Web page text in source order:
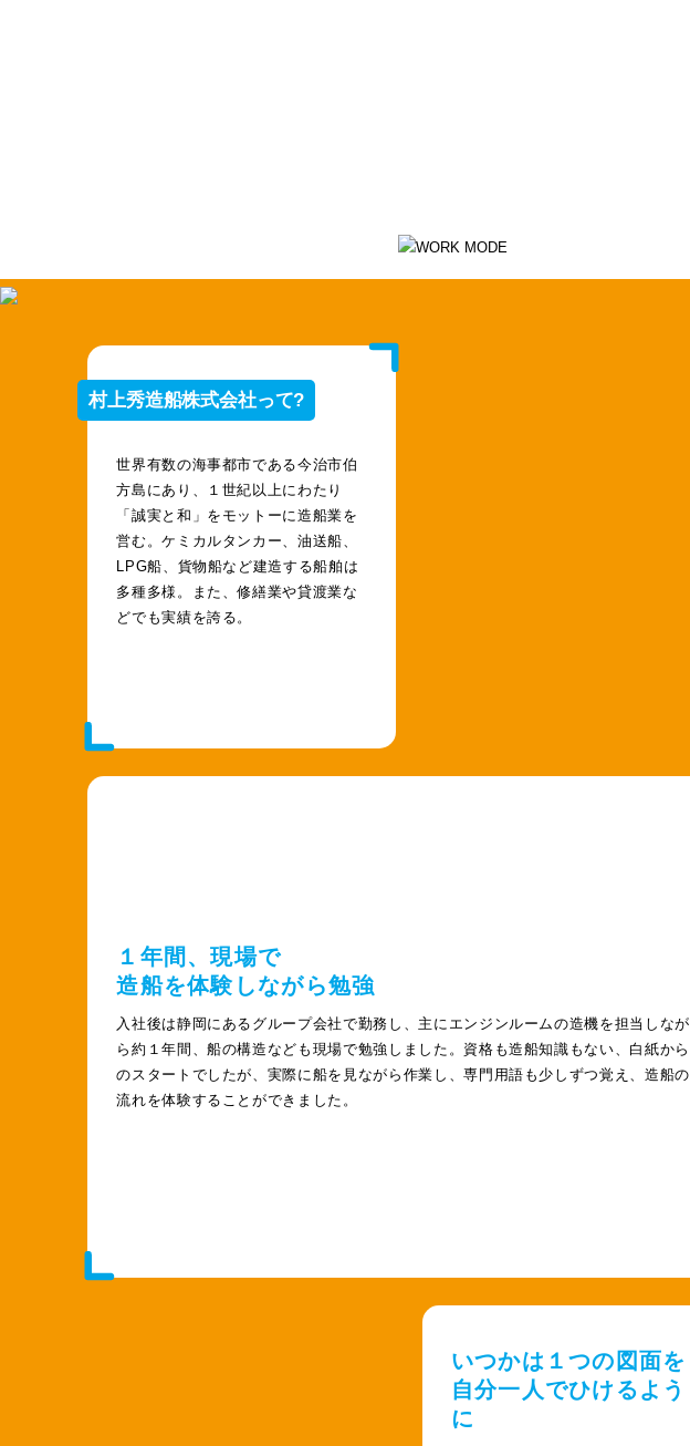
村上秀造船株式会社って?
世界有数の海事都市である今治市伯
方島にあり、１世紀以上にわたり
「誠実と和」をモットーに造船業を
営む。ケミカルタンカー、油送船、
LPG船、貨物船など建造する船舶は
多種多様。また、修繕業や貸渡業な
どでも実績を誇る。
１年間、現場で
造船を体験しながら勉強
入社後は静岡にあるグループ会社で勤務し、主にエンジンルームの造機を担当しなが
ら約１年間、船の構造なども現場で勉強しました。資格も造船知識もない、白紙から
のスタートでしたが、実際に船を見ながら作業し、専門用語も少しずつ覚え、造船の
流れを体験することができました。
いつかは１つの図面を
自分一人でひけるよう
に